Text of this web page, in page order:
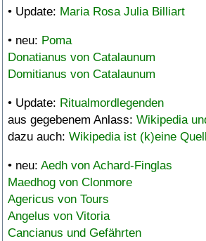
• Update: Maria Rosa Julia Billiart
• neu: Poma
Donatianus von Catalaunum
Domitianus von Catalaunum
• Update: Ritualmordlegenden
aus gegebenem Anlass: Wikipedia
dazu auch: Wikipedia ist (k)eine
• neu: Aedh von Achard-Finglas
Maedhog von Clonmore
Agericus von Tours
Angelus von Vitoria
Cancianus und Gefährten